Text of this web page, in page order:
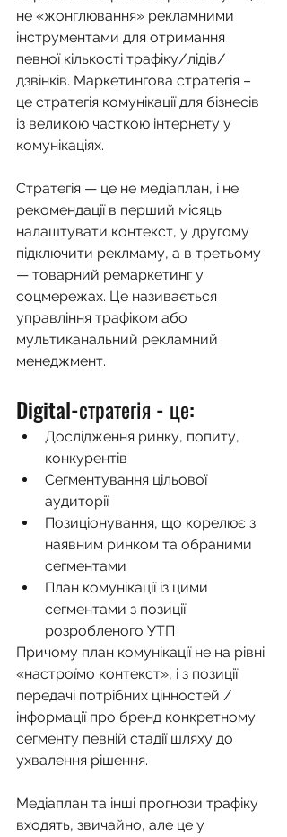
не «жонглювання» рекламними
інструментами для отримання
певної кількості трафіку/лідів/
дзвінків. Маркетингова стратегія –
це стратегія комунікації для бізнесів
із великою часткою інтернету у
комунікаціях.
Стратегія — це не медіаплан, і не
рекомендації в перший місяць
налаштувати контекст, у другому
підключити реклмаму, а в третьому
— товарний ремаркетинг у
соцмережах. Це називається
управління трафіком або
мультиканальний рекламний
менеджмент.
Digital-стратегія - це:
Дослідження ринку, попиту,
конкурентів
Сегментування цільової
аудиторії
Позиціонування, що корелює з
наявним ринком та обраними
сегментами
План комунікації із цими
сегментами з позиції
розробленого УТП
Причому план комунікації не на рівні
«настроїмо контекст», і з позиції
передачі потрібних цінностей /
інформації про бренд конкретному
сегменту певній стадії шляху до
ухвалення рішення.
Медіаплан та інші прогнози трафіку
входять, звичайно, але це у